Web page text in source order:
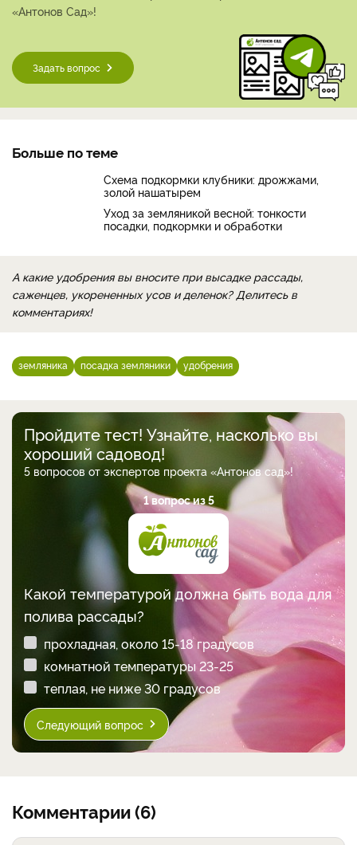
«Антонов Сад»!
Задать вопрос
Больше по теме
Схема подкормки клубники: дрожжами,
золой нашатырем
Уход за земляникой весной: тонкости
посадки, подкормки и обработки
А какие удобрения вы вносите при высадке рассады,
саженцев, укорененных усов и деленок? Делитесь в
комментариях!
земляника посадка земляники удобрения
Пройдите тест! Узнайте, насколько вы
хороший садовод!
5 вопросов от экспертов проекта «Антонов сад»!
1 вопрос из 5
Какой температурой должна быть вода для
полива рассады?
прохладная, около 15-18 градусов
комнатной температуры 23-25
теплая, не ниже 30 градусов
Следующий вопрос
Комментарии (6)